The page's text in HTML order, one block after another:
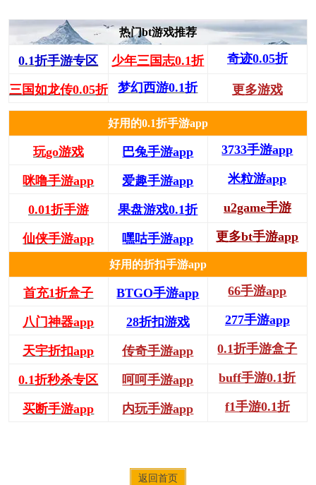
热门bt游戏推荐
0.1折手游专区 少年三国志0.1折 奇迹0.05折
三国如龙传0.05折 梦幻西游0.1折 更多游戏
好用的0.1折手游app
玩go游戏 巴兔手游app 3733手游app
咪噜手游app 爱趣手游app 米粒游app
0.01折手游 果盘游戏0.1折 u2game手游
仙侠手游app 嘿咕手游app 更多bt手游app
好用的折扣手游app
首充1折盒子 BTGO手游app 66手游app
八门神器app 28折扣游戏 277手游app
天宇折扣app 传奇手游app 0.1折手游盒子
0.1折秒杀专区 呵呵手游app buff手游0.1折
买断手游app 内玩手游app f1手游0.1折
返回首页